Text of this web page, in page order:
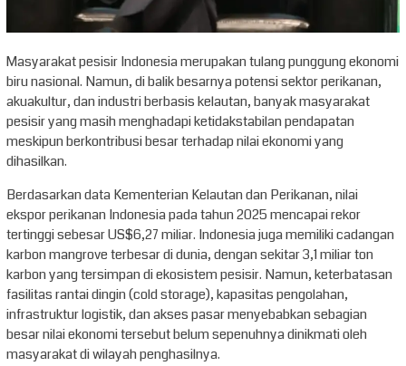
Masyarakat pesisir Indonesia merupakan tulang punggung ekonomi
biru nasional. Namun, di balik besarnya potensi sektor perikanan,
akuakultur, dan industri berbasis kelautan, banyak masyarakat
pesisir yang masih menghadapi ketidakstabilan pendapatan
meskipun berkontribusi besar terhadap nilai ekonomi yang
dihasilkan.
Berdasarkan data Kementerian Kelautan dan Perikanan, nilai
ekspor perikanan Indonesia pada tahun 2025 mencapai rekor
tertinggi sebesar US$6,27 miliar. Indonesia juga memiliki cadangan
karbon mangrove terbesar di dunia, dengan sekitar 3,1 miliar ton
karbon yang tersimpan di ekosistem pesisir. Namun, keterbatasan
fasilitas rantai dingin (cold storage), kapasitas pengolahan,
infrastruktur logistik, dan akses pasar menyebabkan sebagian
besar nilai ekonomi tersebut belum sepenuhnya dinikmati oleh
masyarakat di wilayah penghasilnya.